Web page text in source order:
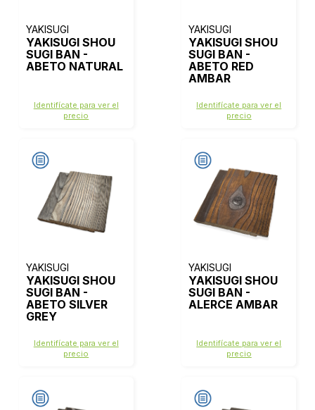
YAKISUGI
YAKISUGI SHOU
SUGI BAN -
ABETO NATURAL
Identifícate para ver el
precio
YAKISUGI
YAKISUGI SHOU
SUGI BAN -
ABETO RED
AMBAR
Identifícate para ver el
precio
YAKISUGI
YAKISUGI SHOU
SUGI BAN -
ABETO SILVER
GREY
Identifícate para ver el
precio
YAKISUGI
YAKISUGI SHOU
SUGI BAN -
ALERCE AMBAR
Identifícate para ver el
precio